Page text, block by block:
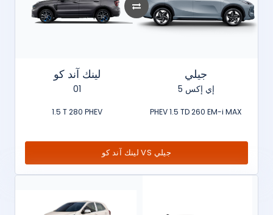
لينك آند كو
01
1.5 T 280 PHEV
جيلي
إي إكس 5
PHEV 1.5 TD 260 EM-i MAX
لينك آند كو VS جيلي